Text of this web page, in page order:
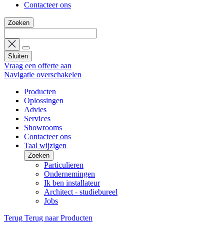
Contacteer ons
Zoeken
Sluiten
Vraag een offerte aan
Navigatie overschakelen
Producten
Oplossingen
Advies
Services
Showrooms
Contacteer ons
Taal wijzigen
Zoeken
Particulieren
Ondernemingen
Ik ben installateur
Architect - studiebureel
Jobs
Terug Terug naar Producten